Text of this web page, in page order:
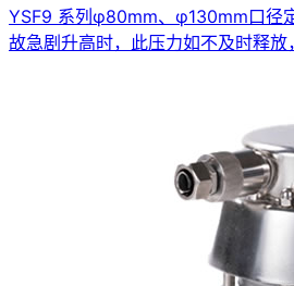
YSF9 系列φ80mm、φ130mm口径
故急剧升高时，此压力如不及时释放